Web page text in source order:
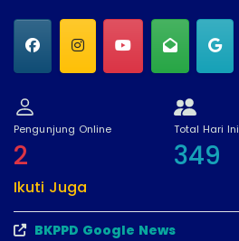
Pengunjung Online
2
Total Hari Ini
349
Ikuti Juga
BKPPD Google News